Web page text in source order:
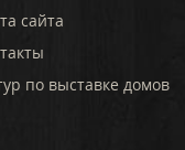
сайта
по выставке домов